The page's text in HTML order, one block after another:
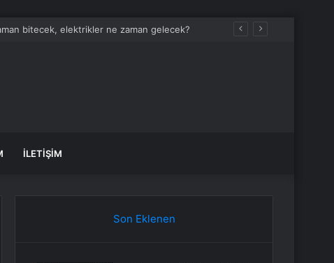
bitecek, elektrikler ne zaman gelecek?
İLETIŞIM
Son Eklenen